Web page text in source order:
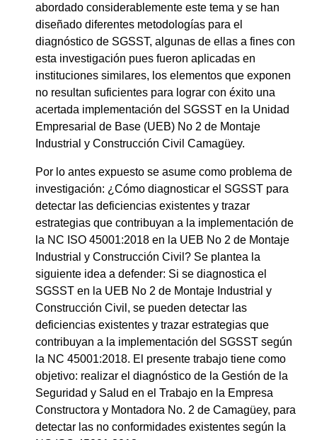
abordado considerablemente este tema y se han
diseñado diferentes metodologías para el
diagnóstico de SGSST, algunas de ellas a fines con
esta investigación pues fueron aplicadas en
instituciones similares, los elementos que exponen
no resultan suficientes para lograr con éxito una
acertada implementación del SGSST en la Unidad
Empresarial de Base (UEB) No 2 de Montaje
Industrial y Construcción Civil Camagüey.
Por lo antes expuesto se asume como problema de
investigación: ¿Cómo diagnosticar el SGSST para
detectar las deficiencias existentes y trazar
estrategias que contribuyan a la implementación de
la NC ISO 45001:2018 en la UEB No 2 de Montaje
Industrial y Construcción Civil? Se plantea la
siguiente idea a defender: Si se diagnostica el
SGSST en la UEB No 2 de Montaje Industrial y
Construcción Civil, se pueden detectar las
deficiencias existentes y trazar estrategias que
contribuyan a la implementación del SGSST según
la NC 45001:2018. El presente trabajo tiene como
objetivo: realizar el diagnóstico de la Gestión de la
Seguridad y Salud en el Trabajo en la Empresa
Constructora y Montadora No. 2 de Camagüey, para
detectar las no conformidades existentes según la